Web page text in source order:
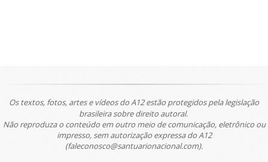
Os textos, fotos, artes e vídeos do A12 estão protegidos pela legislação
brasileira sobre direito autoral.
Não reproduza o conteúdo em outro meio de comunicação, eletrônico ou
impresso, sem autorização expressa do A12
(faleconosco@santuarionacional.com).